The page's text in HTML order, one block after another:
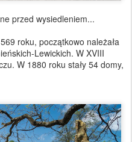
przed wysiedleniem...
roku, początkowo należała
Lewickich. W XVIII
W 1880 roku stały 54 domy,